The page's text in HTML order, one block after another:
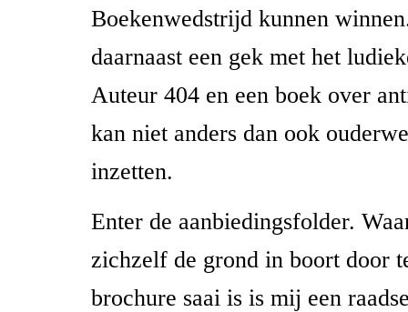
Boekenwedstrijd kunnen
daarnaast een gek met het
Auteur 404 en een boek over
kan niet anders dan ook
inzetten.
Enter de aanbiedingsfolder.
zichzelf de grond in boort door
brochure saai is is mij een